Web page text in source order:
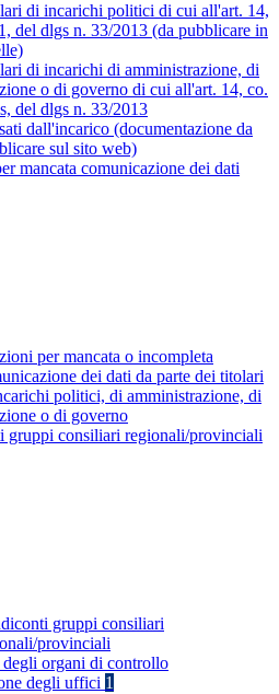
di incarichi politici di cui all'art. 14,
del dlgs n. 33/2013 (da pubblicare in
di incarichi di amministrazione, di
o di governo di cui all'art. 14, co.
del dlgs n. 33/2013
dall'incarico (documentazione da
sul sito web)
mancata comunicazione dei dati
per mancata o incompleta
dei dati da parte dei titolari
politici, di amministrazione, di
o di governo
gruppi consiliari regionali/provinciali
gruppi consiliari
provinciali
organi di controllo
degli uffici 1